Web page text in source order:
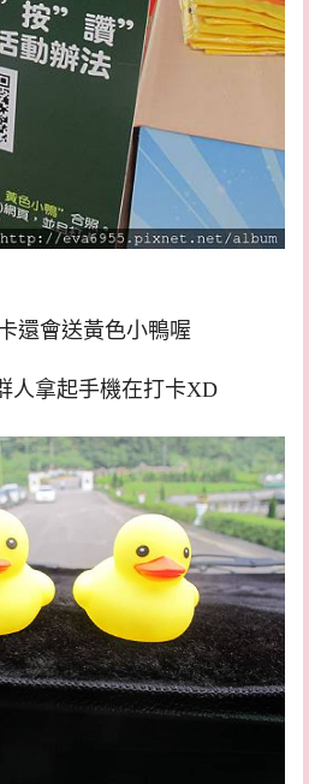
還會送黃色小鴨喔
人拿起手機在打卡XD